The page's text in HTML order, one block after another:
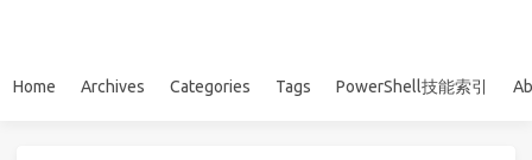
Home Archives Categories Tags PowerShell技能索引